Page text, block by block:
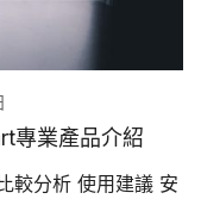
專業產品介紹
較分析 使用建議 安